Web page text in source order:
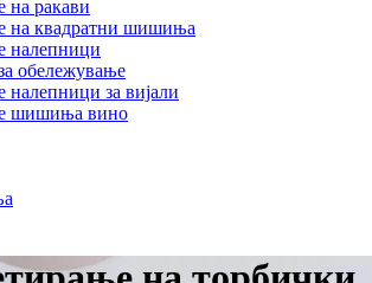
на ракави
на квадратни шишиња
налепници
обележување
за вијали
шишиња вино